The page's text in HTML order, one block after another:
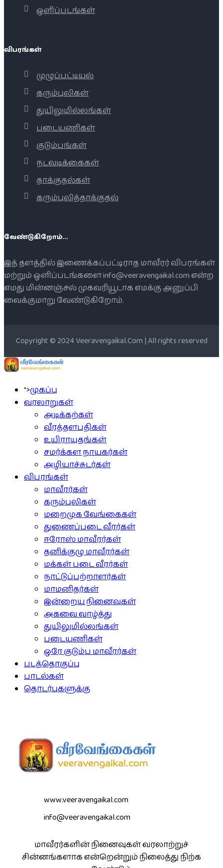
ஒளிப்படங்கள்
விபரங்கள்
முழுப்பட்டியல்
கரும்புலிகள்
துயிலுமில்லங்கள்
படையணிகள்
குடும்பங்கள்
நடவடிக்கைகள்
தாக்குதல்கள்
கரும்புலித்தாக்குதல்
வேண்டுகிறோம்...
இத் தளத்தில் இணைக்கப்பட்டிராத மாவீரர் விபரங்கள்
மற்றும் ஒளிப்படங்களை info@veeravengaikal.com என்ற
எமது மின்னஞ்சல் முகவரியூடாக எமக்கு அனுப்பி
வைக்குமாறு வேண்டுகிறோம்.
Copyright © 2024 Veeravengaikal.Com | All rights reserved
">முகப்பு
வரலாறுகள்
அடிக்கற்கள்
வீரத்தளபதிகள்
உயிராயுதங்கள்
சமர்க்கள நாயகர்கள்
அழியாச்சுடர்கள்
விபரங்கள்
மாவீரர்கள்
கரும்புலிகள்
மறைமுக வேங்கைகள்
துணைப்படை வீரர்கள்
ஈரோஸ் மாவீரர்கள்
தனிக்குழு மாவீரர்கள்
மக்கள் படை வீரர்கள்
நாட்டுப்பற்றாளர்கள்
மாமனிதர்கள்
இன்றைய நினைவுகள்
அகவை வாழ்த்து
துயிலுமில்லங்கள்
படையணிகள்
ஒரே குடும்ப மாவீரர்கள்
படத்தொகுப்பு
பாடல்கள்
தொடர்புகளுக்கு
www.veeravengaikal.com
info@veeravengaikal.com
மாவீரர்களின் நினைவுகள் வரலாற்றுச்
சின்னங்களாக என்றென்றும் நிலைத்து நிற்க